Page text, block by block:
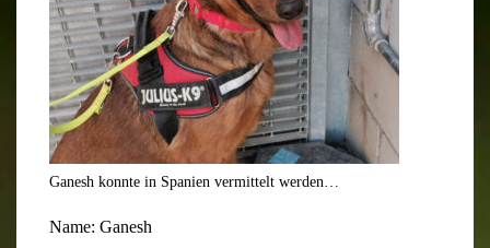
Ganesh konnte in Spanien vermittelt werden…
Name: Ganesh